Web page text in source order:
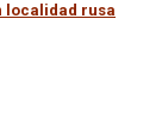
localidad rusa